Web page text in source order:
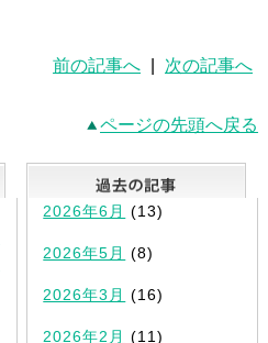
前の記事へ 次の記事へ
ページの先頭へ戻る
最新記事一覧
2026年6月 (13)
2026年5月 (8)
2026年3月 (16)
2026年2月 (11)